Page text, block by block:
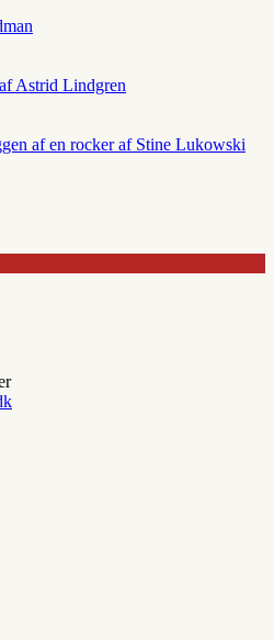
Astrid Lindgren
af en rocker af Stine Lukowski